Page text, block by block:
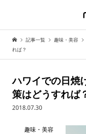
記事一覧 趣味・美容
れば？
ハワイでの日焼
策はどうすれば
2018.07.30
趣味・美容